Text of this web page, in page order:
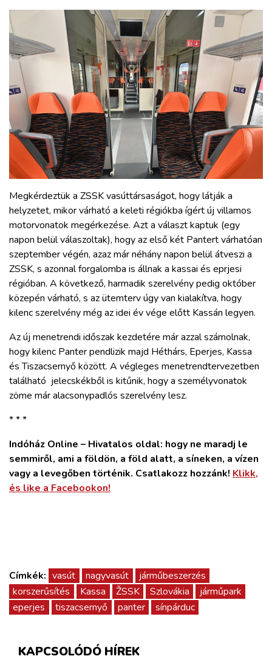
Megkérdeztük a ZSSK vasúttársaságot, hogy látják a
helyzetet, mikor várható a keleti régiókba ígért új villamos
motorvonatok megérkezése. Azt a választ kaptuk (egy
napon belül válaszoltak), hogy az első két Pantert várhatóan
szeptember végén, azaz már néhány napon belül átveszi a
ZSSK, s azonnal forgalomba is állnak a kassai és eprjesi
régióban. A következő, harmadik szerelvény pedig október
közepén várható, s az ütemterv úgy van kialakítva, hogy
kilenc szerelvény még az idei év vége előtt Kassán legyen.
Az új menetrendi időszak kezdetére már azzal számolnak,
hogy kilenc Panter pendlizik majd Héthárs, Eperjes, Kassa
és Tiszacsernyő között. A végleges menetrendtervezetben
található jelecskékből is kitűnik, hogy a személyvonatok
zöme már alacsonypadlós szerelvény lesz.
* * *
Indóház Online – Hivatalos oldal: hogy ne maradj le
semmiről, ami a földön, a föld alatt, a síneken, a vízen
vagy a levegőben történik. Csatlakozz hozzánk! Klikk,
és like a Facebookon!
Címkék: vasút nagyvasút
járműbeszerzés
korszerűsítés
Kassa ŽSSK Szlovákia
járműpark
eperjes
tiszacsernyő panter sínpárduc
KAPCSOLÓDÓ HÍREK